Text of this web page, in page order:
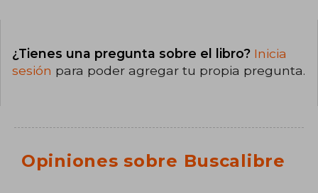
¿Tienes una pregunta sobre el libro? Inicia
sesión para poder agregar tu propia pregunta.
Opiniones sobre Buscalibre